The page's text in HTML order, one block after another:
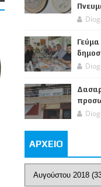
ΑΡΧΕΙΟ